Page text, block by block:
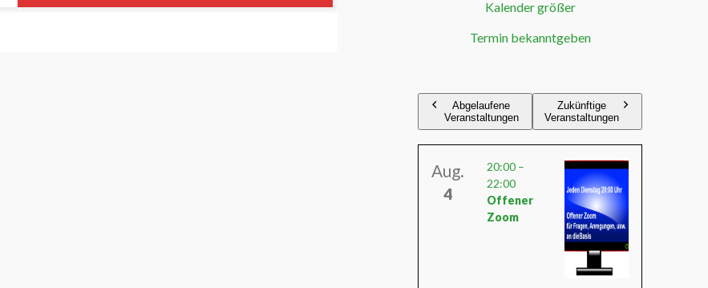
Kalender größer
Termin bekanntgeben
Abgelaufene
Veranstaltungen
Zukünftige
Veranstaltungen
Aug.
4
20:00 –
22:00
Offener
Zoom